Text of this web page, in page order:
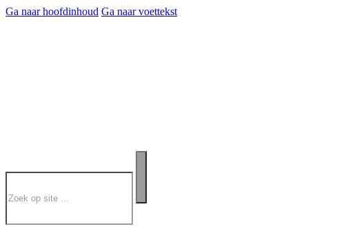
Ga naar hoofdinhoud Ga naar voettekst